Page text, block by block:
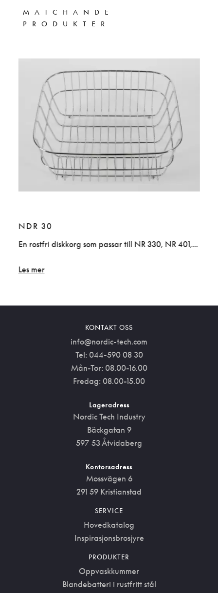
MATCHANDE
PRODUKTER
NDR 30
En rostfri diskkorg som passar till NR 330, NR 401,...
Les mer
KONTAKT OSS
info@nordic-tech.com
Tel: 044-590 08 30
Mån-Tor: 08.00-16.00
Fredag: 08.00-15.00
Lageradress
Nordic Tech Industry
Bäckgatan 9
597 53 Åtvidaberg
Kontorsadress
Mossvägen 6
291 59 Kristianstad
SERVICE
Hovedkatalog
Inspirasjonsbrosjyre
PRODUKTER
Oppvaskkummer
Blandebatteri i rustfritt stål